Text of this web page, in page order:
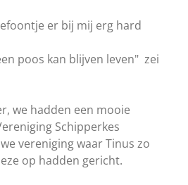
er bij mij erg hard
poos kan blijven leven" zei
we hadden een mooie
Schipperkes
vereniging waar Tinus zo
op hadden gericht.